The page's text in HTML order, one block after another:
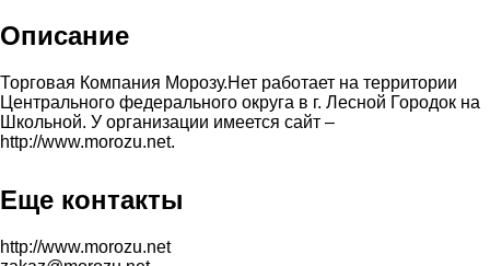
Описание
Торговая Компания Морозу.Нет работает на территории
Центрального федерального округа в г. Лесной Городок на
Школьной. У организации имеется сайт –
http://www.morozu.net.
Еще контакты
http://www.morozu.net